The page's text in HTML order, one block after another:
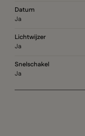
Datum
Ja
Lichtwijzer
Ja
Snelschakel
Ja